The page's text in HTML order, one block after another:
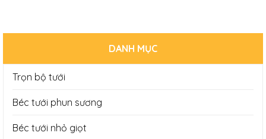
DANH MỤC
Trọn bộ tưới
Béc tưới phun sương
Béc tưới nhỏ giọt